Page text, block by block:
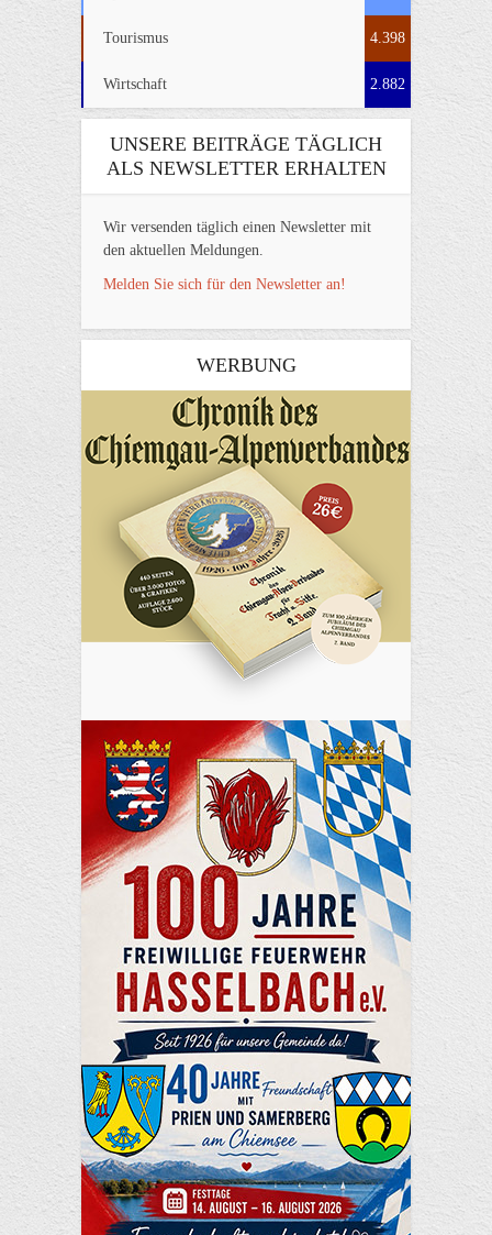
Tourismus 4.398
Wirtschaft 2.882
UNSERE BEITRÄGE TÄGLICH
ALS NEWSLETTER ERHALTEN
Wir versenden täglich einen Newsletter mit
den aktuellen Meldungen.
Melden Sie sich für den Newsletter an!
WERBUNG